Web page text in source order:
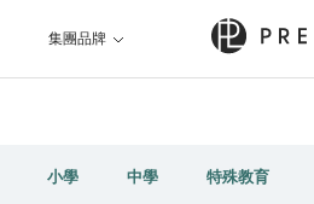
集團品牌
小學 中學 特殊教育